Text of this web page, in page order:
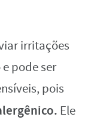
irritações
pode ser
pois
Ele